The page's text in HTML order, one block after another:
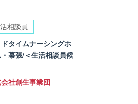
相談員
ドタイムナーシングホ
・幕張/＜生活相談員候
社創生事業団